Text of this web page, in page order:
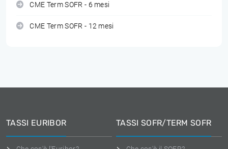
CME Term SOFR - 6 mesi
CME Term SOFR - 12 mesi
TASSI EURIBOR TASSI SOFR/TERM SOFR